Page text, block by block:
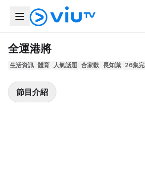
全運港將
生活資訊 體育 人氣話題 合家歡 長知識 26集完
節目介紹